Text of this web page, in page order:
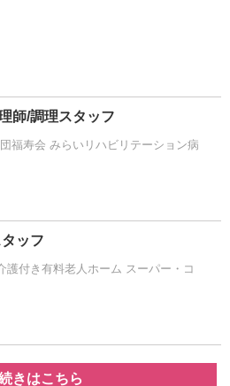
師/調理スタッフ
福寿会 みらいリハビリテーション病
ッフ
護付き有料老人ホーム スーパー・コ
きはこちら